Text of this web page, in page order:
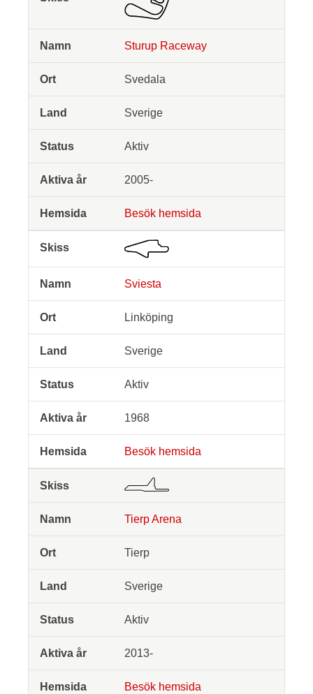
Sturup Raceway
Svedala
Sverige
Aktiv
2005-
Besök hemsida
Sviesta
Linköping
Sverige
Aktiv
1968
Besök hemsida
Tierp Arena
Tierp
Sverige
Aktiv
2013-
Besök hemsida